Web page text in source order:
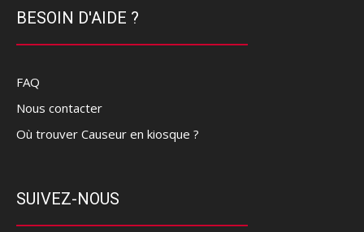
BESOIN D'AIDE ?
FAQ
Nous contacter
Où trouver Causeur en kiosque ?
SUIVEZ-NOUS